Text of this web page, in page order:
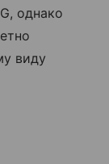
однако
виду